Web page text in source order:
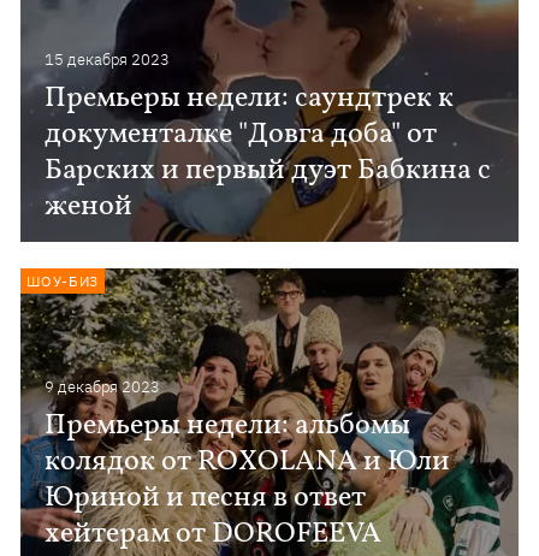
15 декабря 2023
Премьеры недели: саундтрек к
документалке "Довга доба" от
Барских и первый дуэт Бабкина с
женой
9 декабря 2023
Премьеры недели: альбомы
колядок от ROXOLANA и Юли
Юриной и песня в ответ
хейтерам от DOROFEEVA
ШОУ-БИЗ